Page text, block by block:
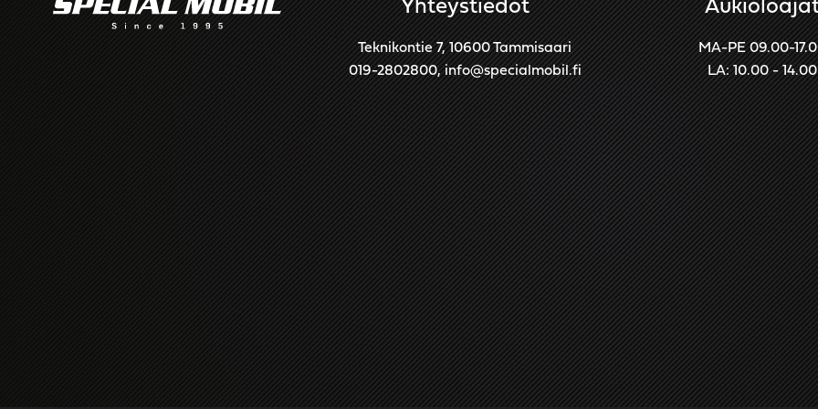
Yhteystiedot
Teknikontie 7, 10600 Tammisaari
019-2802800,info@specialmobil.fi
MA-PE 09.00-
LA: 10.00 - 14.00